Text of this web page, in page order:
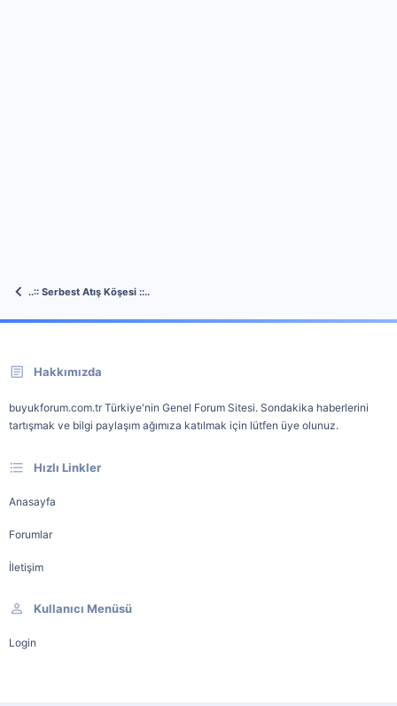
..:: Serbest Atış Köşesi ::..
Hakkımızda
buyukforum.com.tr Türkiye'nin Genel Forum Sitesi. Sondakika haberlerini
tartışmak ve bilgi paylaşım ağımıza katılmak için lütfen üye olunuz.
Hızlı Linkler
Anasayfa
Forumlar
İletişim
Kullanıcı Menüsü
Login